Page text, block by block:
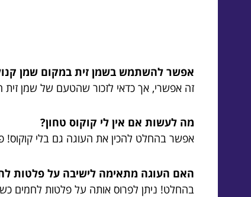
אפשר להשתמש בשמן זית במקום שמן
זה אפשרי, אך כדאי לזכור שהטעם של שמן זית
מה לעשות אם אין לי קוקוס טחון?
אפשר בהחלט להכין את העוגה גם בלי קוקוס!
האם העוגה מתאימה לישיבה על פלטות
בהחלט! ניתן לפרוס אותה על פלטות לחמים